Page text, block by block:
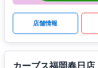
店舗情報
カーブス福岡春日店